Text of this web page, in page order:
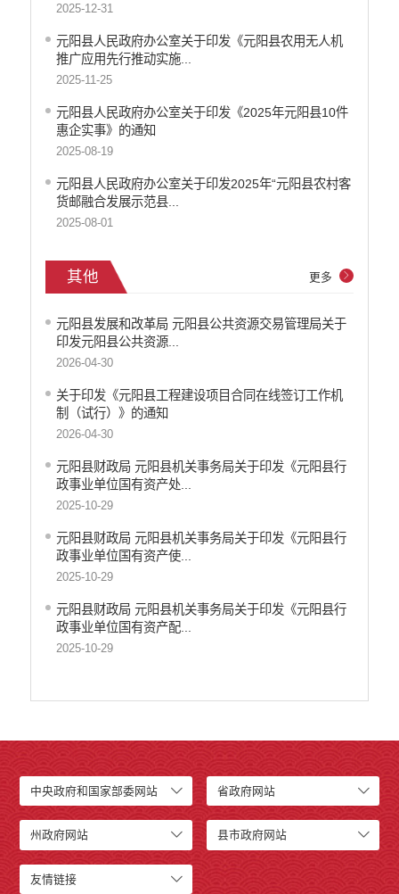
2025-12-31
元阳县人民政府办公室关于印发《元阳县农用无人机
推广应用先行推动实施...
2025-11-25
元阳县人民政府办公室关于印发《2025年元阳县10件
惠企实事》的通知
2025-08-19
元阳县人民政府办公室关于印发2025年“元阳县农村客
货邮融合发展示范县...
2025-08-01
其他
元阳县发展和改革局 元阳县公共资源交易管理局关于
印发元阳县公共资源...
2026-04-30
关于印发《元阳县工程建设项目合同在线签订工作机
制（试行）》的通知
2026-04-30
元阳县财政局 元阳县机关事务局关于印发《元阳县行
政事业单位国有资产处...
2025-10-29
元阳县财政局 元阳县机关事务局关于印发《元阳县行
政事业单位国有资产使...
2025-10-29
元阳县财政局 元阳县机关事务局关于印发《元阳县行
政事业单位国有资产配...
2025-10-29
更多
中央政府和国家部委网站 省政府网站
州政府网站 县市政府网站
友情链接